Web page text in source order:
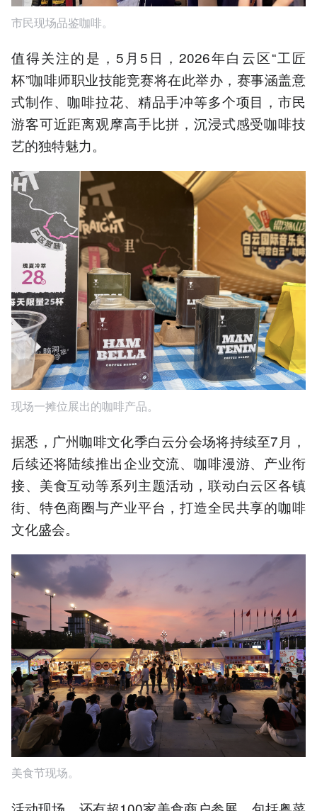
市民现场品鉴咖啡。
值得关注的是，5月5日，2026年白云区“工匠
杯”咖啡师职业技能竞赛将在此举办，赛事涵盖意
式制作、咖啡拉花、精品手冲等多个项目，市民
游客可近距离观摩高手比拼，沉浸式感受咖啡技
艺的独特魅力。
现场一摊位展出的咖啡产品。
据悉，广州咖啡文化季白云分会场将持续至7月，
后续还将陆续推出企业交流、咖啡漫游、产业衔
接、美食互动等系列主题活动，联动白云区各镇
街、特色商圈与产业平台，打造全民共享的咖啡
文化盛会。
美食节现场。